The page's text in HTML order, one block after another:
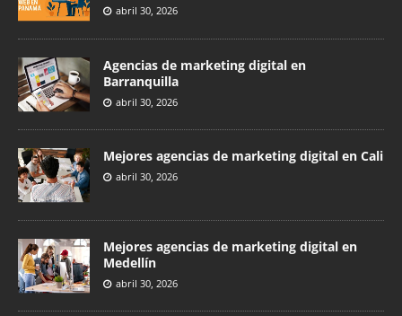
abril 30, 2026
Agencias de marketing digital en
Barranquilla
abril 30, 2026
Mejores agencias de marketing digital en Cali
abril 30, 2026
Mejores agencias de marketing digital en
Medellín
abril 30, 2026